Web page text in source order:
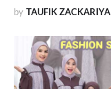
by TAUFIK ZACKARIYA